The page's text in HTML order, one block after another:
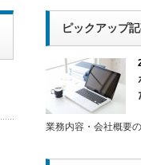
ピックアップ
業務内容・会社概要